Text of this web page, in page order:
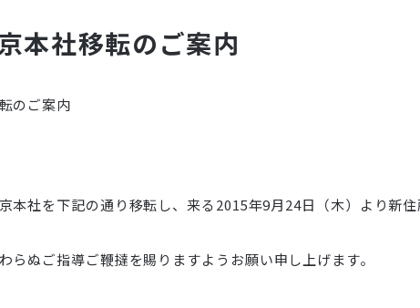
本社移転のご案内
のご案内
本社を下記の通り移転し、来る2015年9月24日（木）より新
らぬご指導ご鞭撻を賜りますようお願い申し上げます。